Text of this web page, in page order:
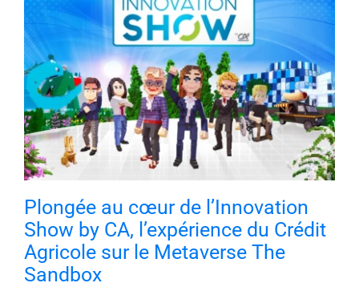
Actualité
Contact
Plongée au cœur de l’Innovation
Show by CA, l’expérience du Crédit
Agricole sur le Metaverse The
Sandbox